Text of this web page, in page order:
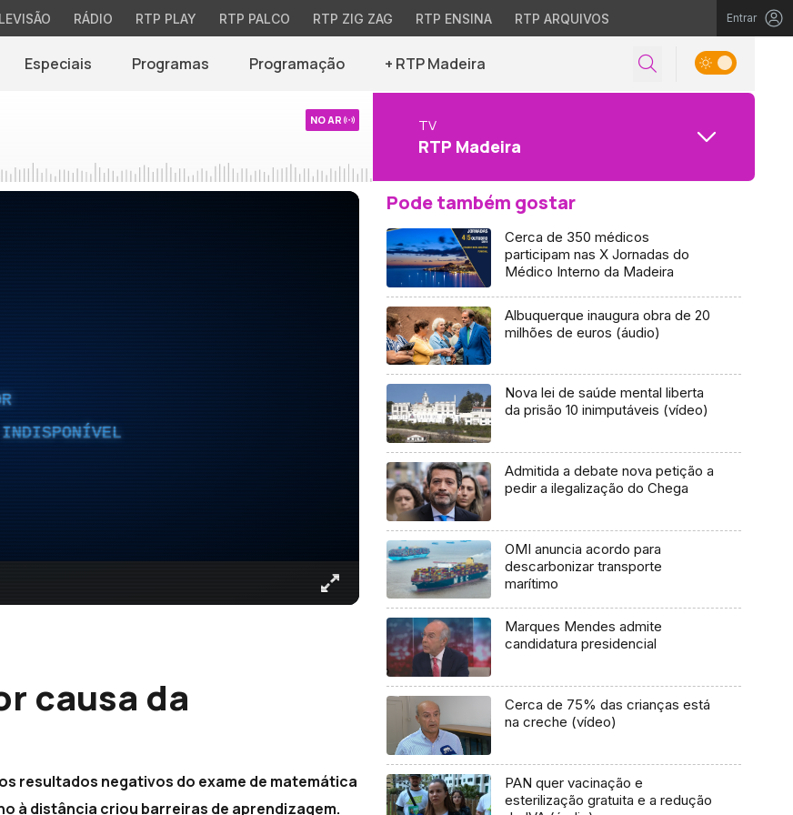
RÁDIO RTP PLAY RTP PALCO RTP ZIG ZAG RTP ENSINA RTP ARQUIVOS Entrar
Especiais Programas Programação + RTP Madeira
NO AR TV
RTP Madeira
INDISPONÍVEL
causa da
resultados negativos do exame de matemática
à distância criou barreiras de aprendizagem.
Pode também gostar
Cerca de 350 médicos
participam nas X Jornadas do
Médico Interno da Madeira
Albuquerque inaugura obra de 20
milhões de euros (áudio)
Nova lei de saúde mental liberta
da prisão 10 inimputáveis (vídeo)
Admitida a debate nova petição a
pedir a ilegalização do Chega
OMI anuncia acordo para
descarbonizar transporte
marítimo
Marques Mendes admite
candidatura presidencial
Cerca de 75% das crianças está
na creche (vídeo)
PAN quer vacinação e
esterilização gratuita e a redução